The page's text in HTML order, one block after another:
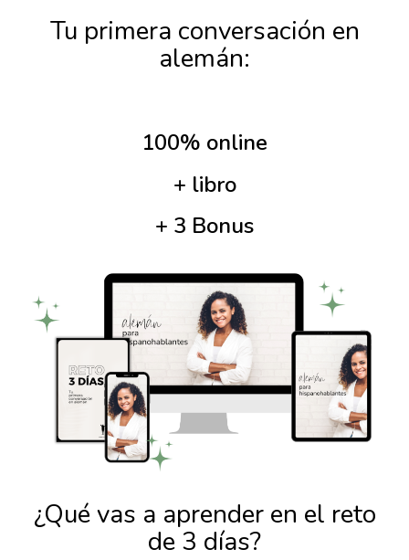
Tu primera conversación en
alemán:
100% online
+ libro
+ 3 Bonus
¿Qué vas a aprender en el reto
de 3 días?